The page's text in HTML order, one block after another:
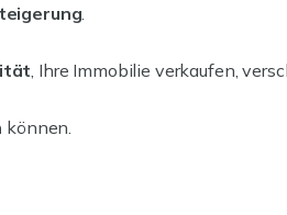
.
, Ihre Immobilie verkaufen,
können.